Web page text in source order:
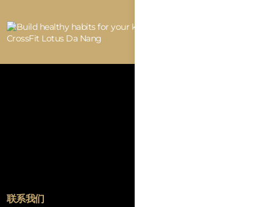
联系我们